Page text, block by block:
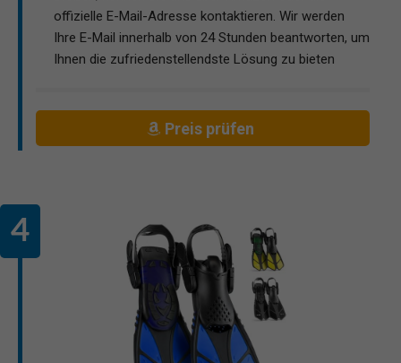
offizielle E-Mail-Adresse kontaktieren. Wir werden
Ihre E-Mail innerhalb von 24 Stunden beantworten, um
Ihnen die zufriedenstellendste Lösung zu bieten
Preis prüfen